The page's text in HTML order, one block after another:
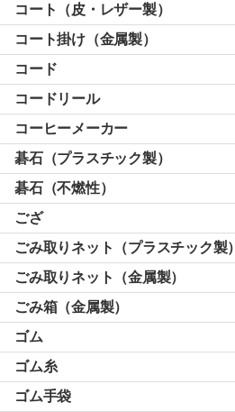
コート（皮・レザー製）
コート掛け（金属製）
コード
コードリール
コーヒーメーカー
碁石（プラスチック製）
碁石（不燃性）
ござ
ごみ取りネット（プラスチック製）
ごみ取りネット（金属製）
ごみ箱（金属製）
ゴム
ゴム糸
ゴム手袋